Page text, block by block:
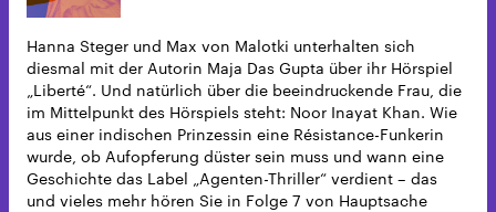
Hanna Steger und Max von Malotki unterhalten sich
diesmal mit der Autorin Maja Das Gupta über ihr Hörspiel
„Liberté“. Und natürlich über die beeindruckende Frau, die
im Mittelpunkt des Hörspiels steht: Noor Inayat Khan. Wie
aus einer indischen Prinzessin eine Résistance-Funkerin
wurde, ob Aufopferung düster sein muss und wann eine
Geschichte das Label „Agenten-Thriller“ verdient – das
und vieles mehr hören Sie in Folge 7 von Hauptsache